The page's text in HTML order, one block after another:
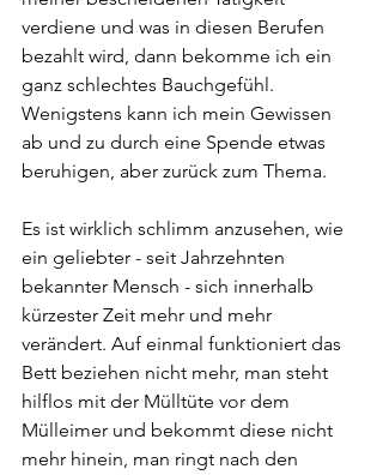
verdiene und was in diesen Berufen
bezahlt wird, dann bekomme ich ein
ganz schlechtes Bauchgefühl.
Wenigstens kann ich mein Gewissen
ab und zu durch eine Spende etwas
beruhigen, aber zurück zum Thema.
Es ist wirklich schlimm anzusehen, wie
ein geliebter - seit Jahrzehnten
bekannter Mensch - sich innerhalb
kürzester Zeit mehr und mehr
verändert. Auf einmal funktioniert das
Bett beziehen nicht mehr, man steht
hilflos mit der Mülltüte vor dem
Mülleimer und bekommt diese nicht
mehr hinein, man ringt nach den